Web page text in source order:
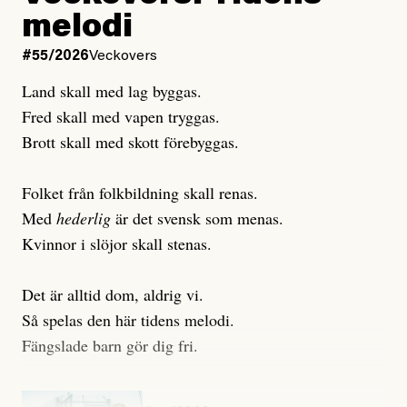
Uppdaterad7 August, 2026
Uppdaterad3 August, 2026
melodi
#55/2026Veckovers
Land skall med lag byggas.
Fred skall med vapen tryggas.
Brott skall med skott förebyggas.
Folket från folkbildning skall renas.
Med hederlig är det svensk som menas.
Kvinnor i slöjor skall stenas.
Det är alltid dom, aldrig vi.
Så spelas den här tidens melodi.
Fängslade barn gör dig fri.